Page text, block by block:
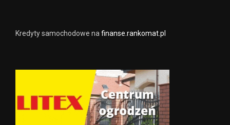
Kredyty samochodowe na finanse.rankomat.pl